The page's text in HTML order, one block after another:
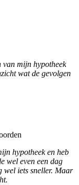
van mijn hypotheek
wat de gevolgen
hypotheek en heb
wel even een dag
wel iets sneller. Maar